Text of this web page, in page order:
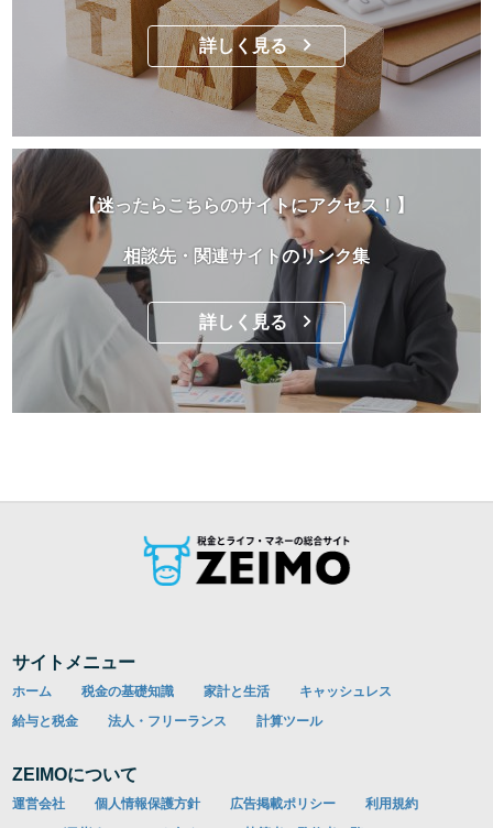
詳しく見る
【迷ったらこちらのサイトにアクセス！】
相談先・関連サイトのリンク集
詳しく見る
サイトメニュー
ホーム 税金の基礎知識 家計と生活
キャッシュレス
給与と税金
法人・フリーランス 計算ツール
ZEIMOについて
運営会社 個人情報保護方針 広告掲載ポリシー
利用規約